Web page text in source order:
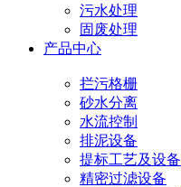
污水处理
固废处理
产品中心
拦污格栅
砂水分离
水流控制
排泥设备
提标工艺及设备
精密过滤设备